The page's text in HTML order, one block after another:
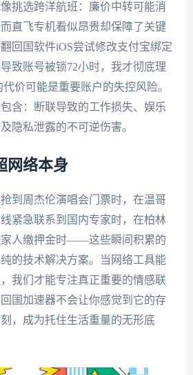
挑选跨洋航班：廉价中转可能消
直飞专机看似昂贵却保障了关键
回国软件iOS尝试修改支付宝绑定
致账号被锁72小时，我才彻底理
价可能是重要账户的失控风险。
含：断联导致的工作损失、娱乐
隐私泄露的不可逆伤害。
网络本身
到周杰伦演唱会门票时，在温哥
紧急联系到国内专家时，在柏林
家人缴押金时——这些瞬间积累的
的技术解决方案。当网络工具能
我们才能专注真正重要的情感联
国加速器不会让你感觉到它的存
，成为托住生活重量的无形底